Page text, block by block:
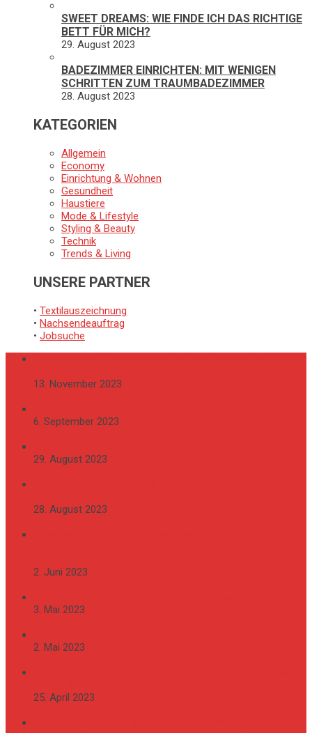
SWEET DREAMS: WIE FINDE ICH DAS RICHTIGE
BETT FÜR MICH?
29. August 2023
BADEZIMMER EINRICHTEN: MIT WENIGEN
SCHRITTEN ZUM TRAUMBADEZIMMER
28. August 2023
KATEGORIEN
Allgemein
Economy
Einrichtung & Wohnen
Gesundheit
Haustiere
Mode & Lifestyle
Styling & Beauty
Technik
Trends & Living
UNSERE PARTNER
• Textilauszeichnung
• Nachsendeauftrag
• Jobsuche
13. November 2023
6. September 2023
29. August 2023
28. August 2023
2. Juni 2023
3. Mai 2023
2. Mai 2023
25. April 2023